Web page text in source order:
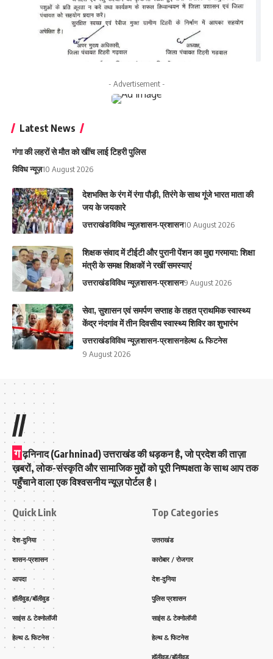
- Advertisement -
Latest News
गंगा की लहरों से मौत को खींच लाई टिहरी पुलिस
विविध न्यूज़10 August 2026
देशभक्ति के रंग में रंगा पौड़ी, तिरंगे के साथ गूंजे भारत माता की
जय के जयकारे
उत्तराखंडविविध न्यूज़शासन-प्रशासन10 August 2026
शिक्षक संवाद में टीईटी और पुरानी पेंशन का मुद्दा गरमाया: शिक्षा
मंत्री के समक्ष शिक्षकों ने रखीं समस्याएं
उत्तराखंडविविध न्यूज़शासन-प्रशासन9 August 2026
सेवा, सुशासन एवं समर्पण सप्ताह के तहत प्राथमिक स्वास्थ्य
केंद्र नंदगांव में तीन दिवसीय स्वास्थ्य शिविर का शुभारंभ
उत्तराखंडविविध न्यूज़शासन-प्रशासनहेल्थ & फिटनेस
9 August 2026
//
ग ढ़निनाद (Garhninad) उत्तराखंड की धड़कन है, जो प्रदेश की ताज़ा
ख़बरों, लोक-संस्कृति और सामाजिक मुद्दों को पूरी निष्पक्षता के साथ आप तक
पहुँचाने वाला एक विश्वसनीय न्यूज़ पोर्टल है।
Quick Link
देश-दुनिया
शासन-प्रशासन
आपदा
हॉलीवुड/बॉलीवुड
साइंस & टेक्नोलॉजी
हेल्थ & फिटनेस
Top Categories
उत्तराखंड
कारोबार / रोजगार
देश-दुनिया
पुलिस प्रशासन
साइंस & टेक्नोलॉजी
हेल्थ & फिटनेस
हॉलीवुड/बॉलीवुड